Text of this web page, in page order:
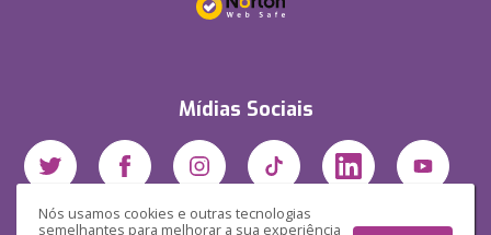
Nós usamos cookies e outras tecnologias
semelhantes para melhorar a sua experiência
Mídias Sociais